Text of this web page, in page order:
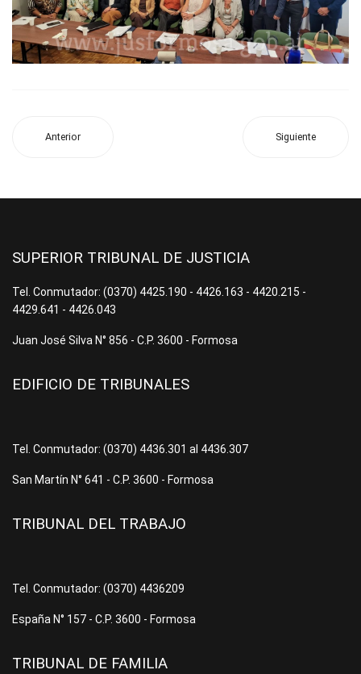
Anterior Siguiente
SUPERIOR TRIBUNAL DE JUSTICIA
Tel. Conmutador: (0370) 4425.190 - 4426.163 - 4420.215 -
4429.641 - 4426.043
Juan José Silva N° 856 - C.P. 3600 - Formosa
EDIFICIO DE TRIBUNALES
Tel. Conmutador: (0370) 4436.301 al 4436.307
San Martín N° 641 - C.P. 3600 - Formosa
TRIBUNAL DEL TRABAJO
Tel. Conmutador: (0370) 4436209
España N° 157 - C.P. 3600 - Formosa
TRIBUNAL DE FAMILIA